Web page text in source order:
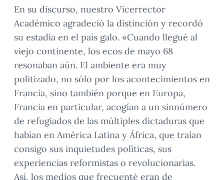
En su discurso, nuestro Vicerrector
Académico agradeció la distinción y recordó
su estadía en el país galo. «Cuando llegué al
viejo continente, los ecos de mayo 68
resonaban aún. El ambiente era muy
politizado, no sólo por los acontecimientos en
Francia, sino también porque en Europa,
Francia en particular, acogían a un sinnúmero
de refugiados de las múltiples dictaduras que
habían en América Latina y África, que traían
consigo sus inquietudes políticas, sus
experiencias reformistas o revolucionarias.
Así, los medios que frecuenté eran de